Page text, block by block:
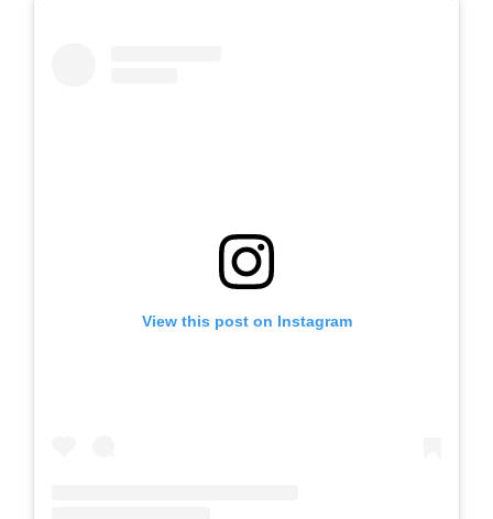
View this post on Instagram